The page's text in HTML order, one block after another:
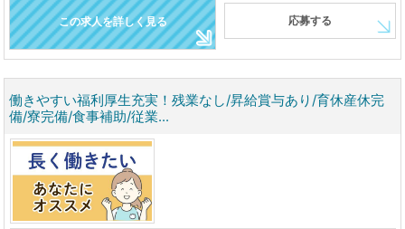
この求人を詳しく見る 応募する
働きやすい福利厚生充実！残業なし/昇給賞与あり/育休産休完
備/寮完備/食事補助/従業...